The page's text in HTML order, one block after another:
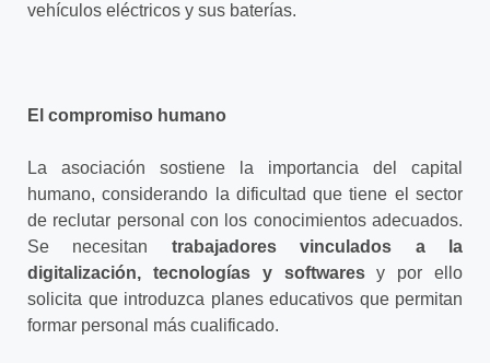
vehículos eléctricos y sus baterías.
El compromiso humano
La asociación sostiene la importancia del capital
humano, considerando la dificultad que tiene el sector
de reclutar personal con los conocimientos adecuados.
Se necesitan trabajadores vinculados a la
digitalización, tecnologías y softwaresy por ello
solicita que introduzca planes educativos que permitan
formar personal más cualificado.